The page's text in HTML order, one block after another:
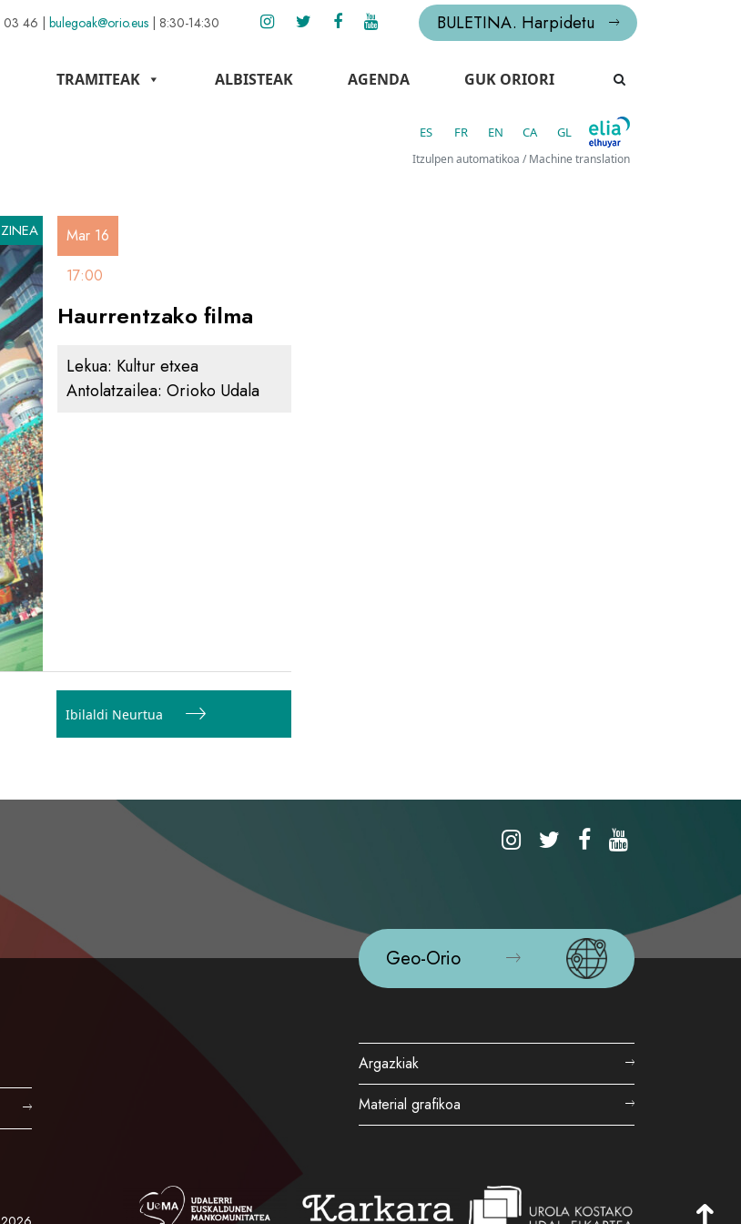
03 46 | bulegoak@orio.eus | 8:30-14:30 BULETINA. Harpidetu
TRAMITEAK ALBISTEAK AGENDA GUK ORIORI
ES FR EN CA GL
Itzulpen automatikoa / Machine translation
Mar 16
17:00
Haurrentzako filma
Lekua: Kultur etxea
Antolatzailea: Orioko Udala
Ibilaldi Neurtua
Geo-Orio
Argazkiak
Material grafikoa